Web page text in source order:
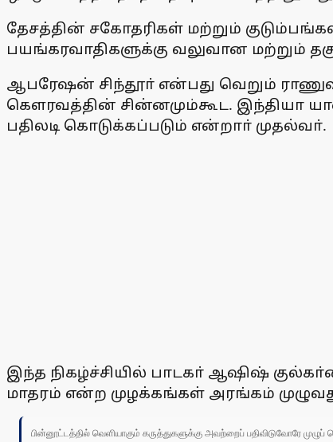
தேசத்தின் சகோதரிகள் மற்றும்
பயங்கரவாதிகளுக்கு வலுவான மற்றும்
ஆபரேஷன் சிந்தூா் என்பது வெறும்
கௌரவத்தின் சின்னமும்கூட. இந்தியா
பதிலடி கொடுக்கப்படும் என்றாா் முதல்வா்.
இந்த நிகழ்ச்சியில் பாடகா் ஆஷிஷ்
மாதரம் என்ற முழக்கங்கள் அரங்கம்
பின்னூட்டத்தில் வெளியாகும் கருத்துகளுக்கு அவற்றைப் பதிவிடுவோரே